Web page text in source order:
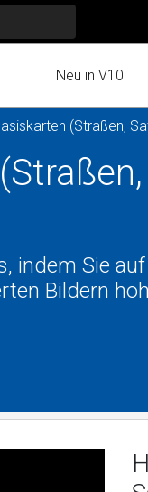
Neu in V10
(Straßen,
indem Sie
Bildern